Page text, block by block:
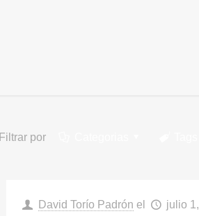
Filtrar por
David Torío Padrón el
julio 1,